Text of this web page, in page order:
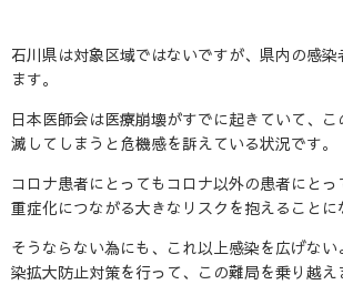
石川県は対象区域ではないですが、県内の感染
ます。
日本医師会は医療崩壊がすでに起きていて、
滅してしまうと危機感を訴えている状況です。
コロナ患者にとってもコロナ以外の患者にと
重症化につながる大きなリスクを抱えることに
そうならない為にも、これ以上感染を広げな
染拡大防止対策を行って、この難局を乗り越え